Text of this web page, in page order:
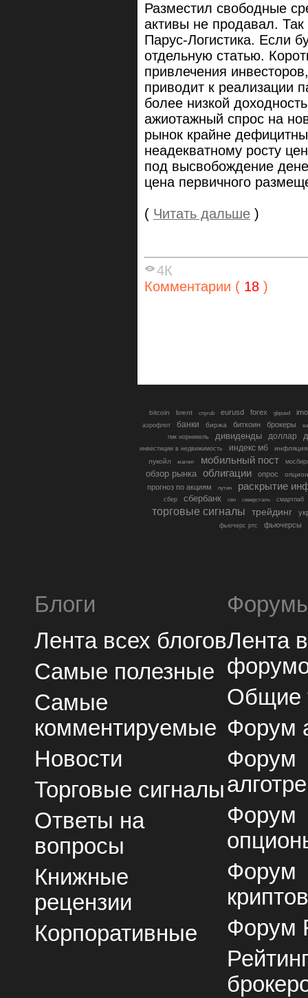
Разместил свободные
активы не продавал.
Парус-Логистика. Если
отдельную статью.
привлечения
приводит к реализации
более низкой
ажиотажный спрос на
рынок крайне
неадекватному росту
под высвобождение
цена первичного
( Читать дальше )
4К
Комментарии ( 18 )
bitcoin brent cnyrub eurusd forex gbpusd
аэрофлот банки биржа биткоин брокеры
гмк норникель
дивиденды доллар
инвестиции в недвижимость индекс мб
инфляция
лукойл
магнит мобильный пост
обзор рынка облигации опрос
прогноз по акциям путин раскрытие
сбер сбербанк сво северсталь смартлаб
торговые сигналы трейдинг
фьючерс ртс фьючерсы
Блоги
Лента всех блогов
Самые полезные
Самые
комментируемые
Новости
Торговые сигналы
Ответы на
вопросы
Книжные
рецензии
Корпоративные
Лента
Общие
Форум
Форум
Форум
Форум
Форум